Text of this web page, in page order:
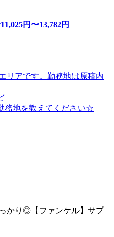
11,025円〜13,782円
リアです。勤務地は原稿内
務地を教えてください☆
かり◎【ファンケル】サプ